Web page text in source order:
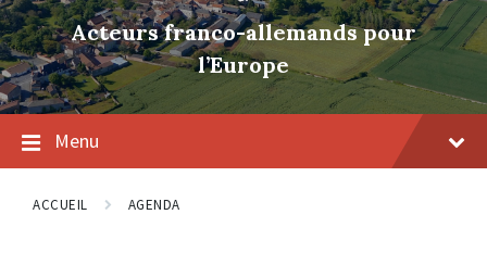
Acteurs franco-allemands pour
l’Europe
Menu
ACCUEIL AGENDA